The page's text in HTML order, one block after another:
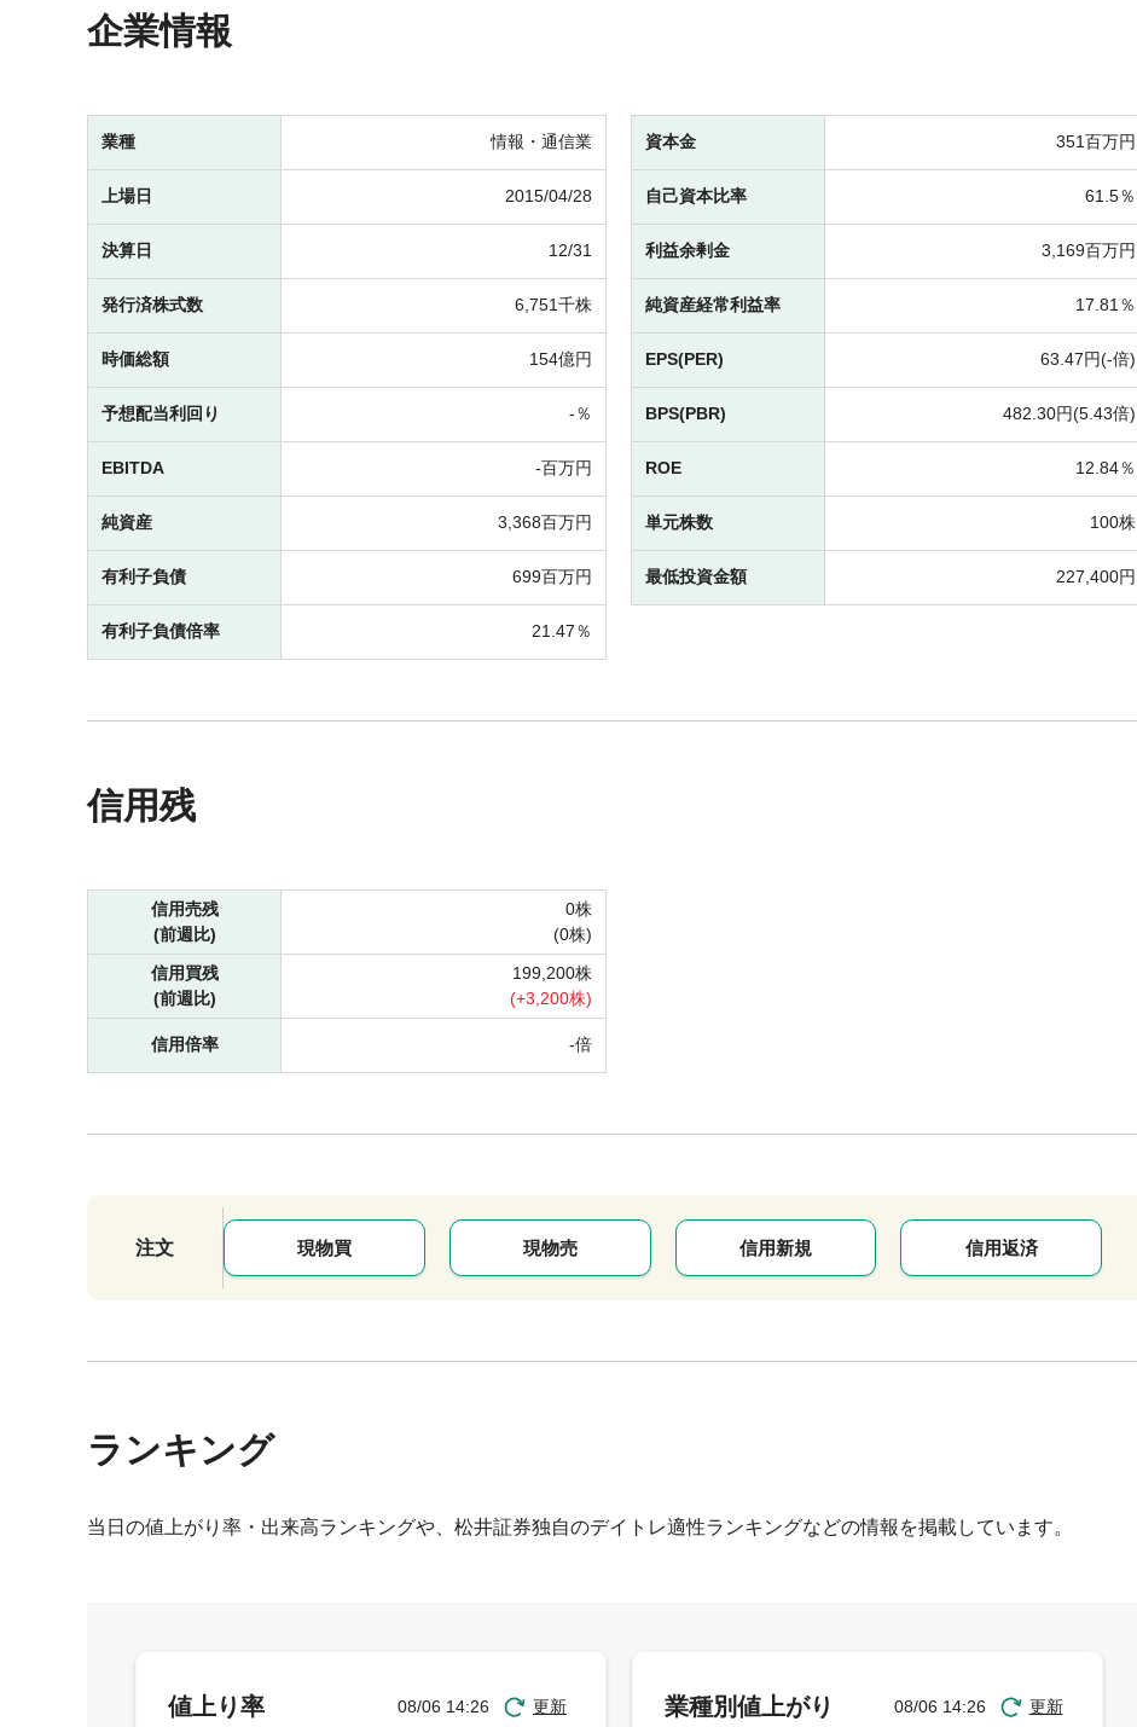
企業情報
業種 情報・通信業
上場日 2015/04/28
決算日 12/31
発行済株式数 6,751千株
時価総額 154億円
予想配当利回り -％
EBITDA -百万円
純資産 3,368百万円
有利子負債 699百万円
有利子負債倍率 21.47％
資本金 351百万円
自己資本比率 61.5％
利益余剰金 3,169百万円
純資産経常利益率 17.81％
EPS(PER) 63.47円(-倍)
BPS(PBR) 482.30円(5.43倍)
ROE 12.84％
単元株数 100株
最低投資金額 227,400円
信用残
信用売残
(前週比)
0株
(0株)
信用買残
(前週比)
199,200株
(+3,200株)
信用倍率 -倍
注文 現物買 現物売 信用新規 信用返済
ランキング
当日の値上がり率・出来高ランキングや、松井証券独自のデイトレ適性ランキングなどの情報を掲載しています。